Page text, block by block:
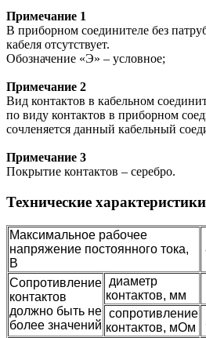
Примечание 1
В приборном соединителе без
кабеля отсутствует.
Обозначение «Э» – условное;
Примечание 2
Вид контактов в кабельном
по виду контактов в приборном
сочленяется данный кабельный
Примечание 3
Покрытие контактов – серебро.
Технические характеристики
Максимальное рабочее
напряжение постоянного тока,
В
Сопротивление
контактов
должно быть не
более значений
диаметр
контактов, мм
сопротивление
контактов, мОм